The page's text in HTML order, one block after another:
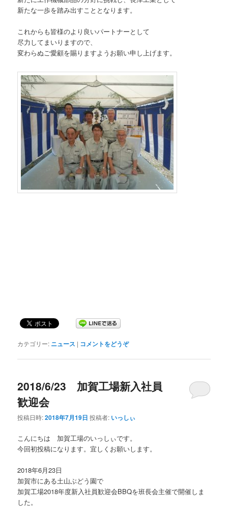
新たな一歩を踏み出すこととなります。
これからも皆様のより良いパートナーとして
尽力してまいりますので、
変わらぬご愛顧を賜りますようお願い申し上げます。
カテゴリー: ニュース | コメントをどうぞ
2018/6/23 加賀工場新入社員
歓迎会
投稿日時:2018年7月19日 投稿者: いっしぃ
こんにちは 加賀工場のいっしぃです。
今回初投稿になります。宜しくお願いします。
2018年6月23日
加賀市にある土山ぶどう園で
加賀工場2018年度新入社員歓迎会BBQを班長会主催で開催しま
した。